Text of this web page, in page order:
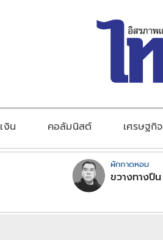
งิน คอลัมนิสต์ เศรษฐกิจ
ผักกาดหอม
ขวางทางปืน